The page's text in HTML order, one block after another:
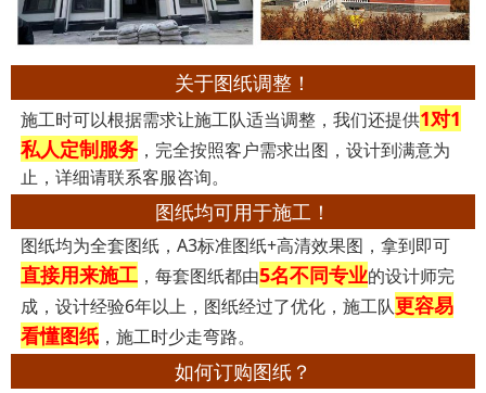
关于图纸调整！
施工时可以根据需求让施工队适当调整，我们还提供1对1
私人定制服务，完全按照客户需求出图，设计到满意为
止，详细请联系客服咨询。
图纸均可用于施工！
图纸均为全套图纸，A3标准图纸+高清效果图，拿到即可
直接用来施工，每套图纸都由5名不同专业的设计师完
成，设计经验6年以上，图纸经过了优化，施工队更容易
看懂图纸，施工时少走弯路。
如何订购图纸？